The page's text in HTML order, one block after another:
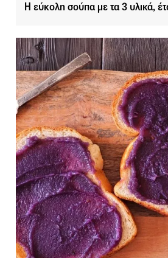
Η εύκολη σούπα με τα 3 υλικά,